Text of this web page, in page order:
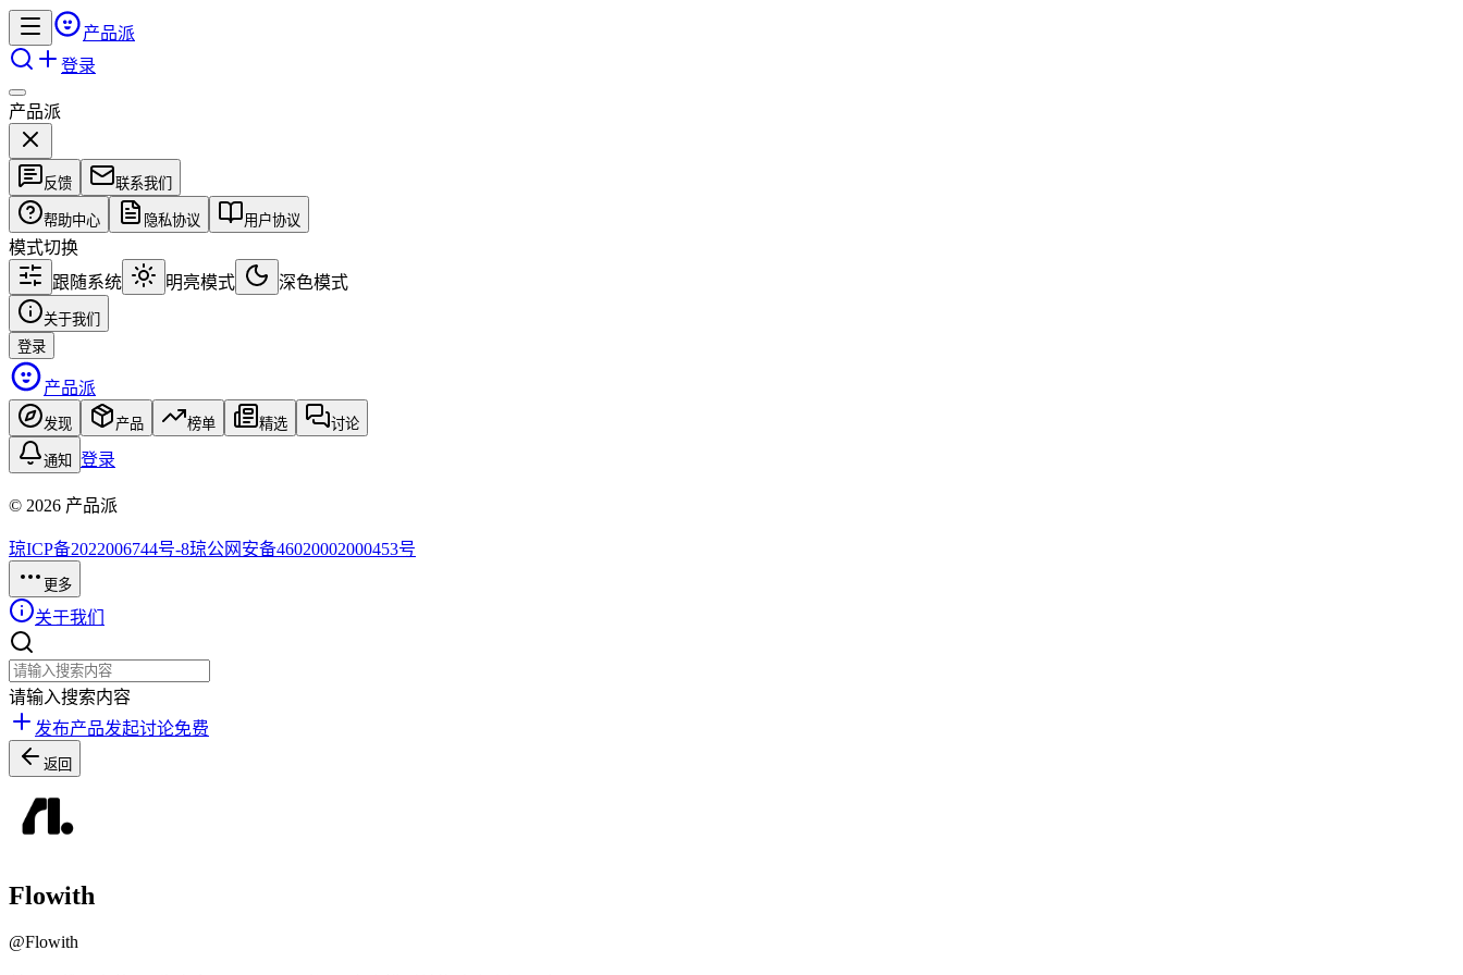
产品派
登录
产品派
反馈 联系我们
帮助中心 隐私协议 用户协议
模式切换
跟随系统
明亮模式 深色模式
关于我们
登录
产品派
发现 产品 榜单 精选 讨论
通知 登录
© 2026 产品派
琼ICP备2022006744号-8琼公网安备46020002000453号
更多
关于我们
请输入搜索内容
发布产品发起讨论免费
返回
Flowith
@Flowith